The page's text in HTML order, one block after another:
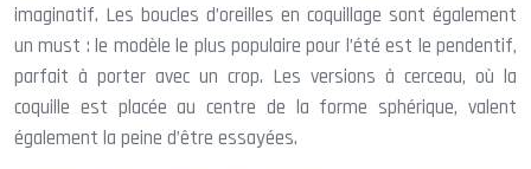
imaginatif. Les boucles d’oreilles en coquillage sont également
un must : le modèle le plus populaire pour l’été est le pendentif,
parfait à porter avec un crop. Les versions à cerceau, où la
coquille est placée au centre de la forme sphérique, valent
également la peine d’être essayées.